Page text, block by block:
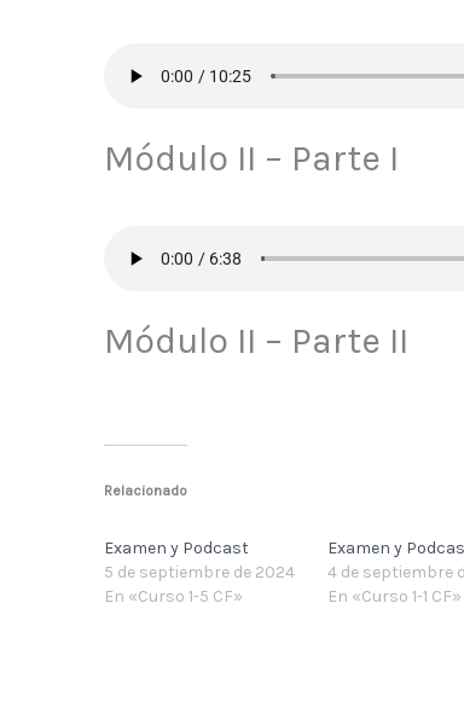
Módulo II – Parte I
Módulo II – Parte II
Relacionado
Examen y Podcast
5 de septiembre de 2024
En «Curso 1-5 CF»
Examen y
4 de septiembre
En «Curso 1-1 CF»